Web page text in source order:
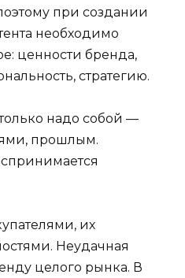
при создании
необходимо
ценности бренда,
стратегию.
надо собой —
прошлым.
их
Неудачная
целого рынка. В